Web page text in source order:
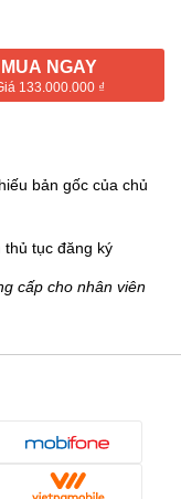
MUA NGAY
133.000.000 ₫
bản gốc của chủ
tục đăng ký
cấp cho nhân viên